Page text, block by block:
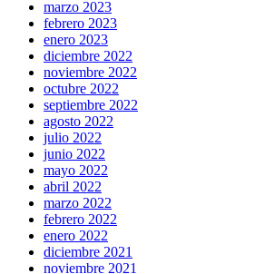
marzo 2023
febrero 2023
enero 2023
diciembre 2022
noviembre 2022
octubre 2022
septiembre 2022
agosto 2022
julio 2022
junio 2022
mayo 2022
abril 2022
marzo 2022
febrero 2022
enero 2022
diciembre 2021
noviembre 2021